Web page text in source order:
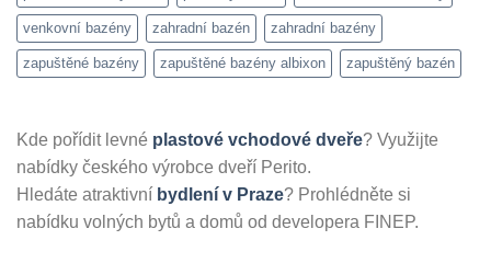
venkovní bazény zahradní bazén zahradní bazény
zapuštěné bazény zapuštěné bazény albixon zapuštěný bazén
Kde pořídit levné plastové vchodové dveře? Využijte
nabídky českého výrobce dveří Perito.
Hledáte atraktivní bydlení v Praze? Prohlédněte si
nabídku volných bytů a domů od developera FINEP.